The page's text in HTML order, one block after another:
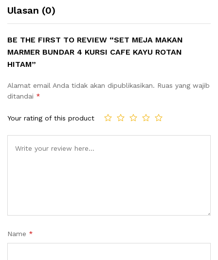
Ulasan (0)
BE THE FIRST TO REVIEW “SET MEJA MAKAN
MARMER BUNDAR 4 KURSI CAFE KAYU ROTAN
HITAM”
Alamat email Anda tidak akan dipublikasikan. Ruas yang wajib
ditandai *
Your rating of this product
Name *